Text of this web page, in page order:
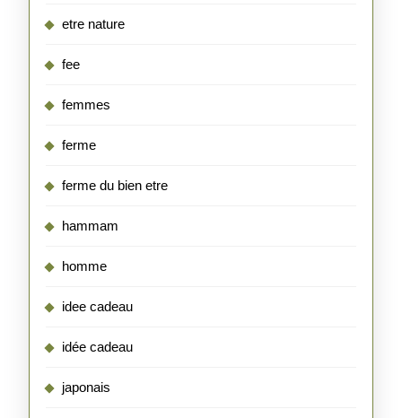
etre nature
fee
femmes
ferme
ferme du bien etre
hammam
homme
idee cadeau
idée cadeau
japonais